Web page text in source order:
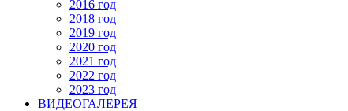
2016 год
2018 год
2019 год
2020 год
2021 год
2022 год
2023 год
ВИДЕОГАЛЕРЕЯ